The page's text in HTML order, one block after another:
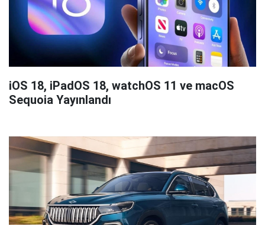
iOS 18, iPadOS 18, watchOS 11 ve macOS
Sequoia Yayınlandı